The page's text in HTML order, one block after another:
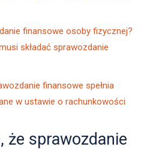
finansowe osoby fizycznej?
składać sprawozdanie
finansowe spełnia
w ustawie o rachunkowości
że sprawozdanie